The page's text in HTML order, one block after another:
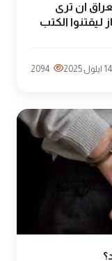
ان ترى
الكتب
2094